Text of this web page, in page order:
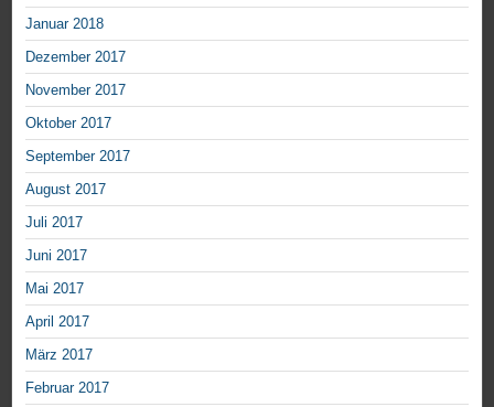
Januar 2018
Dezember 2017
November 2017
Oktober 2017
September 2017
August 2017
Juli 2017
Juni 2017
Mai 2017
April 2017
März 2017
Februar 2017